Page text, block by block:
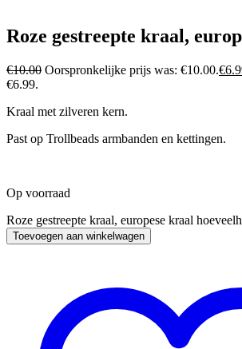
Roze gestreepte kraal,
€10.00 Oorspronkelijke prijs was: €10.00.€
€6.99.
Kraal met zilveren kern.
Past op Trollbeads armbanden en kettingen.
Op voorraad
Roze gestreepte kraal, europese kraal
Toevoegen aan winkelwagen